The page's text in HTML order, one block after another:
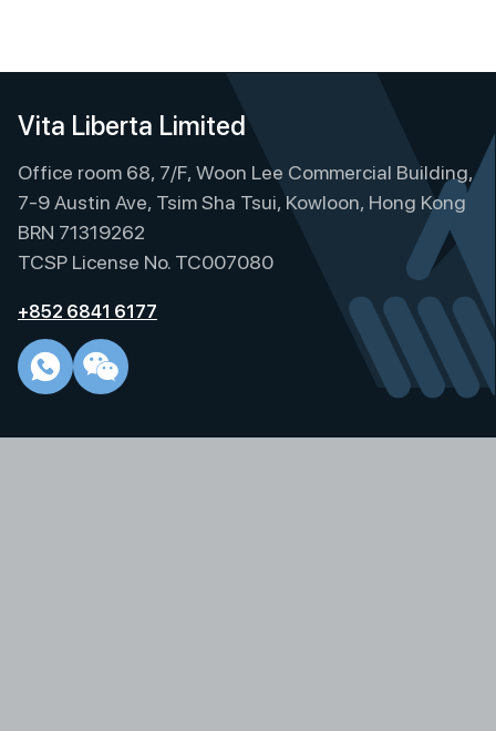
Vita Liberta Limited
Office room 68, 7/F, Woon Lee Commercial Building,
7-9 Austin Ave, Tsim Sha Tsui, Kowloon, Hong Kong
BRN 71319262
TCSP License No. TC007080
+852 6841 6177